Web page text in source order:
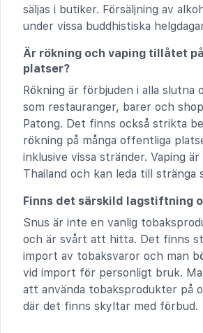
säljas i butiker. Försäljning av
under vissa buddhistiska
Är rökning och vaping tillåtet
platser?
Rökning är förbjuden i alla slutna
som restauranger, barer och
Patong. Det finns också strikta
rökning på många offentliga
inklusive vissa stränder. Vaping är
Thailand och kan leda till stränga
Finns det särskild lagstiftning
Snus är inte en vanlig
och är svårt att hitta. Det finns
import av tobaksvaror och man
vid import för personligt bruk.
att använda tobaksprodukter på
där det finns skyltar med förbud.